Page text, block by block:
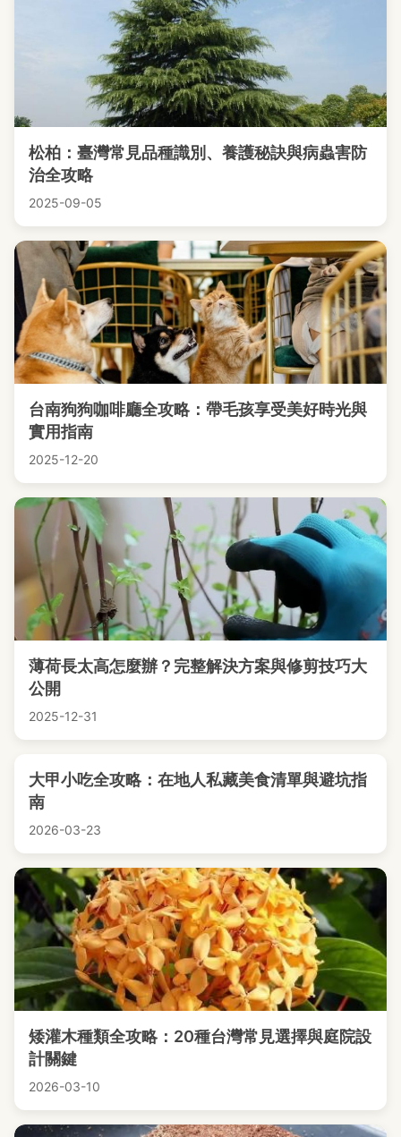
松柏：臺灣常見品種識別、養護秘訣與病蟲害防
治全攻略
2025-09-05
台南狗狗咖啡廳全攻略：帶毛孩享受美好時光與
實用指南
2025-12-20
薄荷長太高怎麼辦？完整解決方案與修剪技巧大
公開
2025-12-31
大甲小吃全攻略：在地人私藏美食清單與避坑指
南
2026-03-23
矮灌木種類全攻略：20種台灣常見選擇與庭院設
計關鍵
2026-03-10